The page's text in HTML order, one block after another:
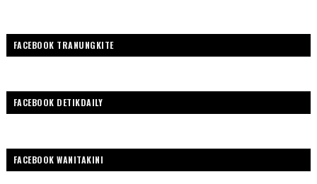
FACEBOOK TRANUNGKITE
FACEBOOK DETIKDAILY
FACEBOOK WANITAKINI